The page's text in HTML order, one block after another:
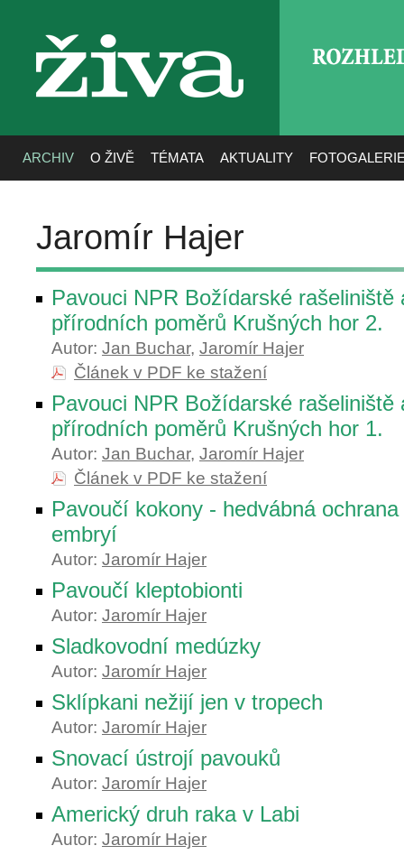
živa
ARCHIV O ŽIVĚ TÉMATA AKTUALITY
Jaromír Hajer
Pavouci NPR Božídarské rašeliniště
přírodních poměrů Krušných hor 2.
Autor: Jan Buchar, Jaromír Hajer
Článek v PDF ke stažení
Pavouci NPR Božídarské rašeliniště
přírodních poměrů Krušných hor 1.
Autor: Jan Buchar, Jaromír Hajer
Článek v PDF ke stažení
Pavoučí kokony - hedvábná
embryí
Autor: Jaromír Hajer
Pavoučí kleptobionti
Autor: Jaromír Hajer
Sladkovodní medúzky
Autor: Jaromír Hajer
Sklípkani nežijí jen v tropech
Autor: Jaromír Hajer
Snovací ústrojí pavouků
Autor: Jaromír Hajer
Americký druh raka v Labi
Autor: Jaromír Hajer